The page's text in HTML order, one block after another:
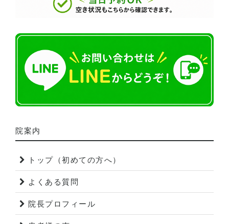
院案内
トップ（初めての方へ）
よくある質問
院長プロフィール